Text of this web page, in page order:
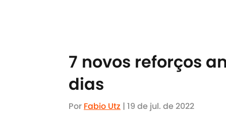
7 novos reforços
dias
Por Fabio Utz | 19 de jul. de 2022